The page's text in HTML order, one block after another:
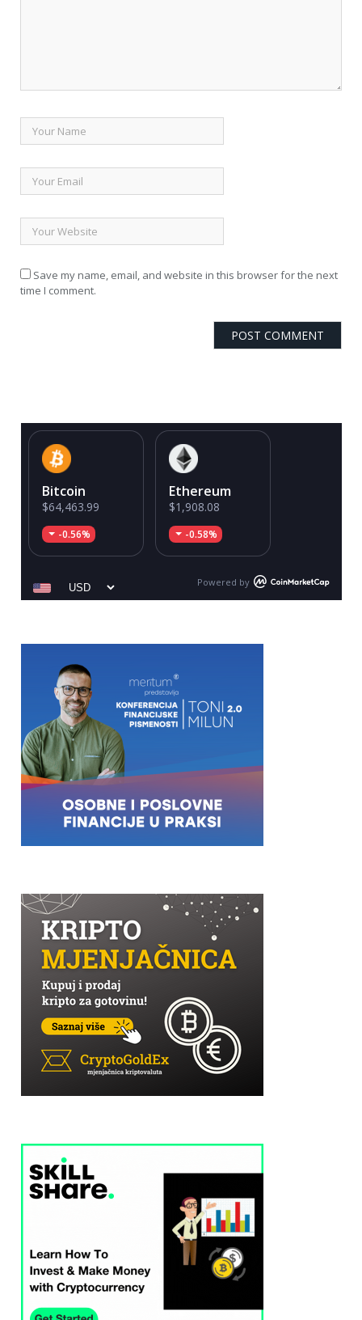
Save my name, email, and website in this browser for the next
time I comment.
Bitcoin
$64,463.99
-0.56%
Ethereum
$1,908.08
-0.58%
Powered by